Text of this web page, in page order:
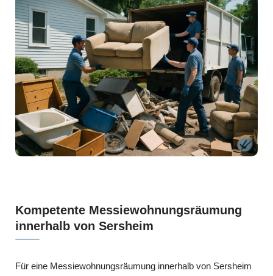
Kompetente Messiewohnungsräumung
innerhalb von Sersheim
Für eine Messiewohnungsräumung innerhalb von Sersheim